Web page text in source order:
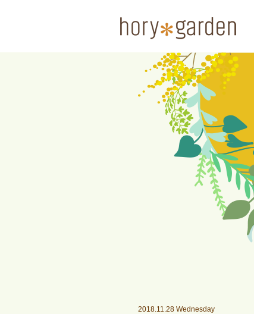
2018.11.28 Wednesday